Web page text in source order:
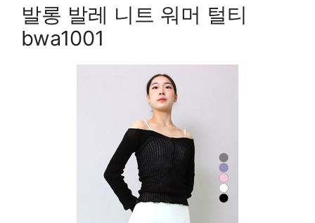
발롱 발레 니트 워머 털티
bwa1001